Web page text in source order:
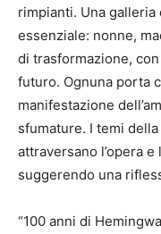
rimpianti. Una
essenziale: nonne,
di trasformazione,
futuro. Ognuna porta
manifestazione
sfumature. I temi
attraversano l’opera
suggerendo una
“100 anni di